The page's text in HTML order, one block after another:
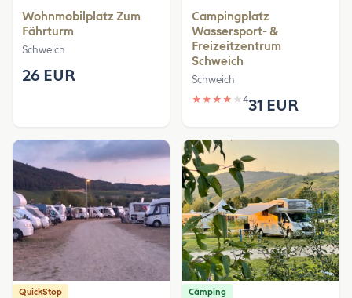
Wohnmobilplatz Zum
Fährturm
Schweich
26 EUR
Campingplatz
Wassersport- &
Freizeitzentrum
Schweich
Schweich
★ ★ ★ ★ ★ 431 EUR
QuickStop Cámping